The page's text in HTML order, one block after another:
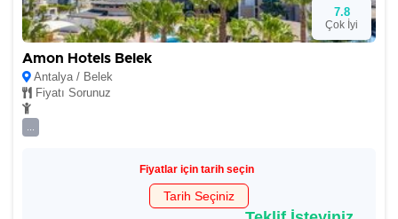
7.8
Çok İyi
Amon Hotels Belek
Antalya / Belek
Fiyatı Sorunuz
Fiyatlar için tarih seçin
Tarih Seçiniz